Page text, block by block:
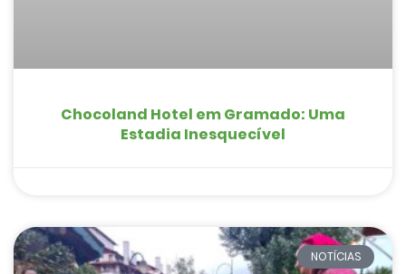
Chocoland Hotel em Gramado: Uma
Estadia Inesquecível
NOTÍCIAS